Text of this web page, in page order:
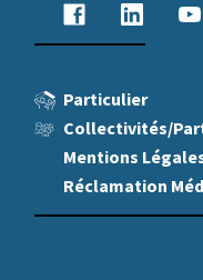
facebooklinkedin
Particulier
Collectivités/
Mentions
Réclamation